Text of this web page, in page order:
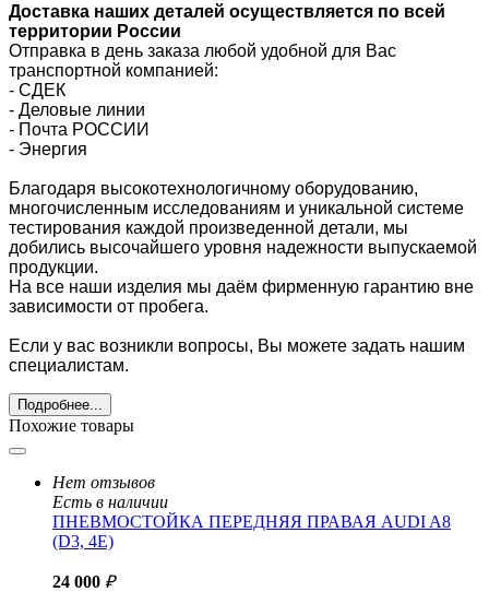
Доставка наших деталей осуществляется по всей
территории России
Отправка в день заказа любой удобной для Вас
транспортной компанией:
- СДЕК
- Деловые линии
- Почта РОССИИ
- Энергия
Благодаря высокотехнологичному оборудованию,
многочисленным исследованиям и уникальной системе
тестирования каждой произведенной детали, мы
добились высочайшего уровня надежности выпускаемой
продукции.
На все наши изделия мы даём фирменную гарантию вне
зависимости от пробега.
Если у вас возникли вопросы, Вы можете задать нашим
специалистам.
Подробнее...
Похожие товары
Нет отзывов
Есть в наличии
ПНЕВМОСТОЙКА ПЕРЕДНЯЯ ПРАВАЯ AUDI A8
(D3, 4E)
24 000 ₽